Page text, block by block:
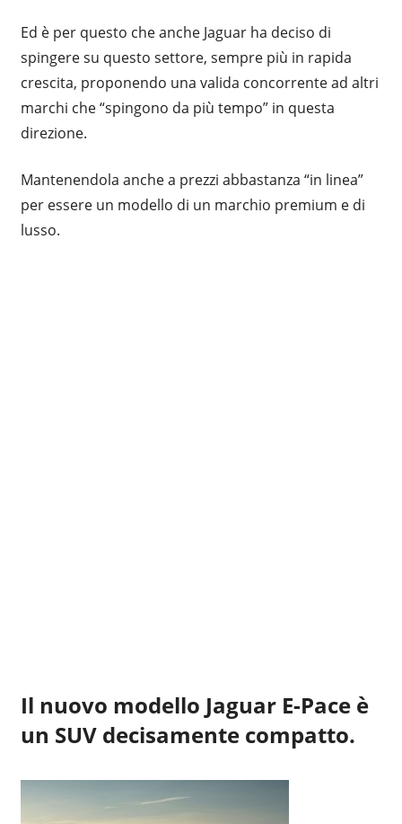
Ed è per questo che anche Jaguar ha deciso di
spingere su questo settore, sempre più in rapida
crescita, proponendo una valida concorrente ad altri
marchi che “spingono da più tempo” in questa
direzione.
Mantenendola anche a prezzi abbastanza “in linea”
per essere un modello di un marchio premium e di
lusso.
Il nuovo modello Jaguar E-Paceè
un SUV decisamente compatto.